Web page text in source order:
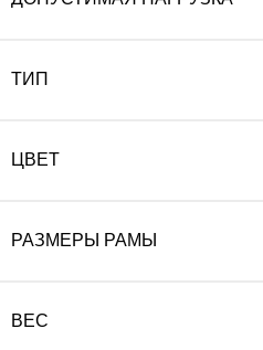
ТИП
ЦВЕТ
РАЗМЕРЫ РАМЫ
ВЕС